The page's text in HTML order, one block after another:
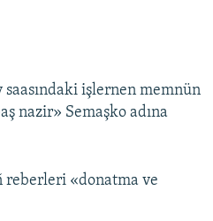
saasındaki işlernen memnün
nazir» Semaşko adına
reberleri «donatma ve